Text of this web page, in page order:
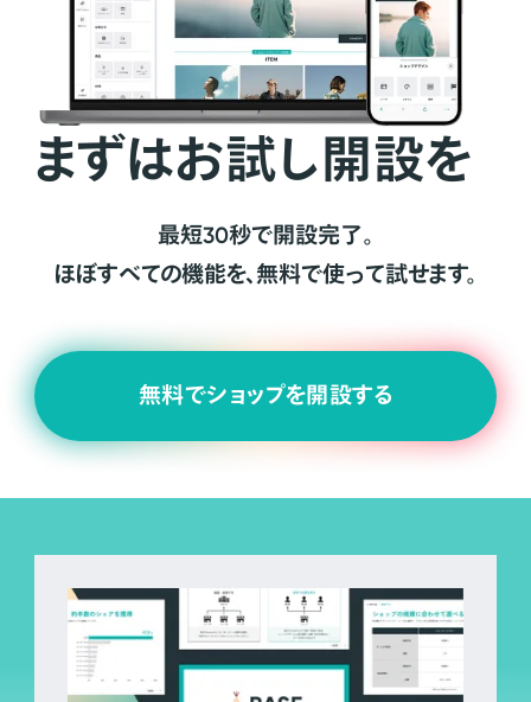
まずはお試し開設を
最短30秒で開設完了。
ほぼすべての機能を、無料で使って試せます。
無料でショップを開設する